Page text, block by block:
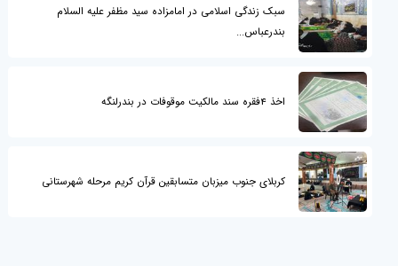
سبک زندگی اسلامی در امامزاده سید مظفر علیه السلام
بندرعباس...
اخذ 4فقره سند مالکیت موقوفات در بندرلنگه
کربلای جنوب میزبان متسابقین قرآن کریم مرحله شهرستانی